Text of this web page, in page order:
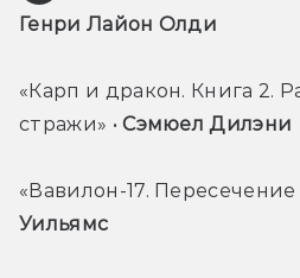
Генри Лайон Олди
«Карп и дракон. Книга 2.
стражи» • Сэмюел Дилэни
«Вавилон-17.
Уильямс